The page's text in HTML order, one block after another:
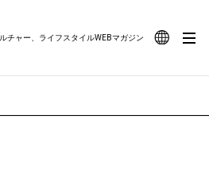
チャー、ライフスタイルWEBマガジン
JOURNAL
#OUTDOOR